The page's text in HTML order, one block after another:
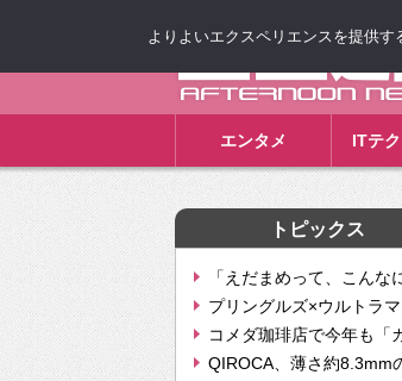
エンタメ ITテ
トピックス
「えだまめって、こんな
プリングルズ×ウルトラ
コメダ珈琲店で今年も
QIROCA、薄さ約8.3mm
よりよいエクスペリエンスを提供